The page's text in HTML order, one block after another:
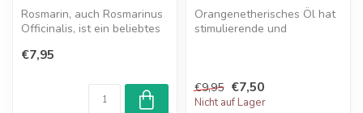
Rosmarin, auch Rosmarinus
Officinalis, ist ein beliebtes
€7,95
Orangenetherisches Öl hat
stimulierende und
€9,95 €7,50
Nicht auf Lager